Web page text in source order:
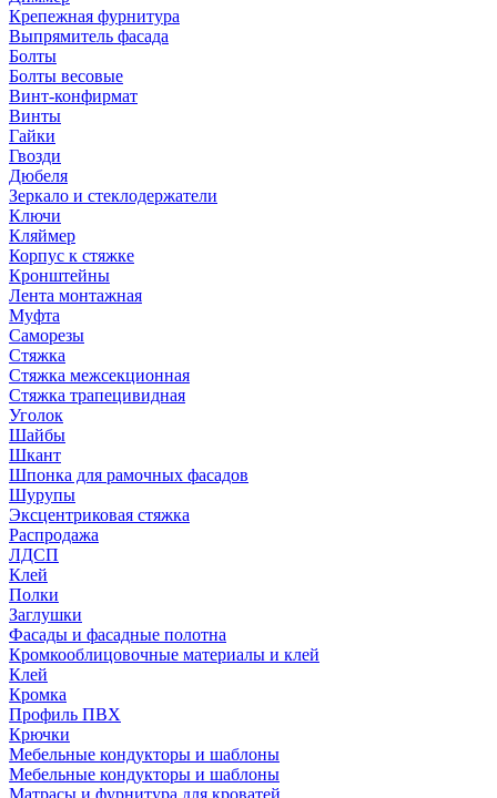
Крепежная фурнитура
Выпрямитель фасада
Болты
Болты весовые
Винт-конфирмат
Винты
Гайки
Гвозди
Дюбеля
Зеркало и стеклодержатели
Ключи
Кляймер
Корпус к стяжке
Кронштейны
Лента монтажная
Муфта
Саморезы
Стяжка
Стяжка межсекционная
Стяжка трапецивидная
Уголок
Шайбы
Шкант
Шпонка для рамочных фасадов
Шурупы
Эксцентриковая стяжка
Распродажа
ЛДСП
Клей
Полки
Заглушки
Фасады и фасадные полотна
Кромкооблицовочные материалы и клей
Клей
Кромка
Профиль ПВХ
Крючки
Мебельные кондукторы и шаблоны
Мебельные кондукторы и шаблоны
Матрасы и фурнитура для кроватей